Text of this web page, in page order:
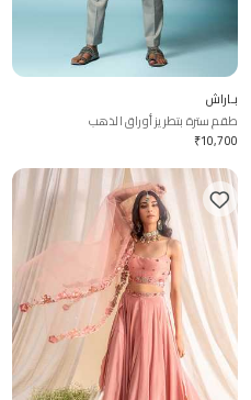
بـاراش
طقم سترة بتطريز أوراق الذهب
₹10,700